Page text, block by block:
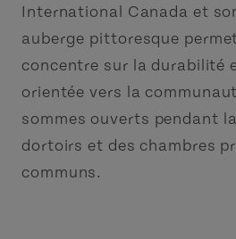
International Canada et
auberge pittoresque
concentre sur la durabilité
orientée vers la
sommes ouverts pendant
dortoirs et des chambres
communs.